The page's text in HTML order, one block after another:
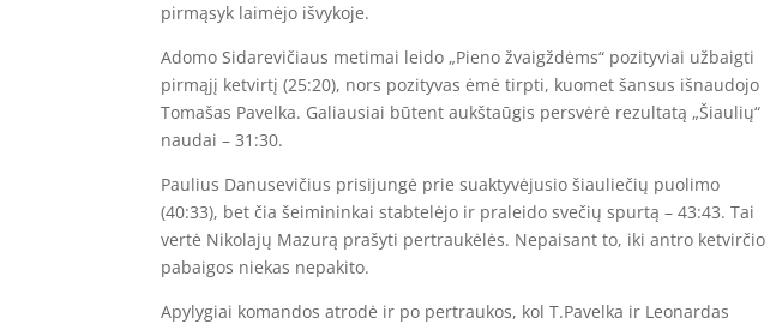
pirmąsyk laimėjo išvykoje.
Adomo Sidarevičiaus metimai leido „Pieno žvaigždėms“ pozityviai užbaigti
pirmąjį ketvirtį (25:20), nors pozityvas ėmė tirpti, kuomet šansus išnaudojo
Tomašas Pavelka. Galiausiai būtent aukštaūgis persvėrė rezultatą „Šiaulių“
naudai – 31:30.
Paulius Danusevičius prisijungė prie suaktyvėjusio šiauliečių puolimo
(40:33), bet čia šeimininkai stabtelėjo ir praleido svečių spurtą – 43:43. Tai
vertė Nikolajų Mazurą prašyti pertraukėlės. Nepaisant to, iki antro ketvirčio
pabaigos niekas nepakito.
Apylygiai komandos atrodė ir po pertraukos, kol T.Pavelka ir Leonardas